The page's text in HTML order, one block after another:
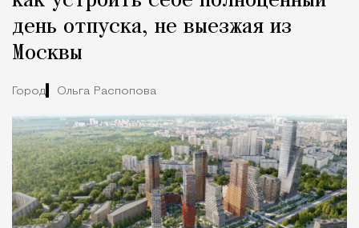
день отпуска, не выезжая из
Москвы
Город Ольга Распопова